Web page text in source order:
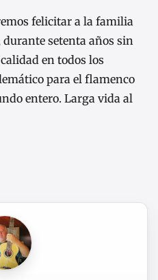
felicitar a la familia
durante setenta años sin
en todos los
para el flamenco
entero. Larga vida al